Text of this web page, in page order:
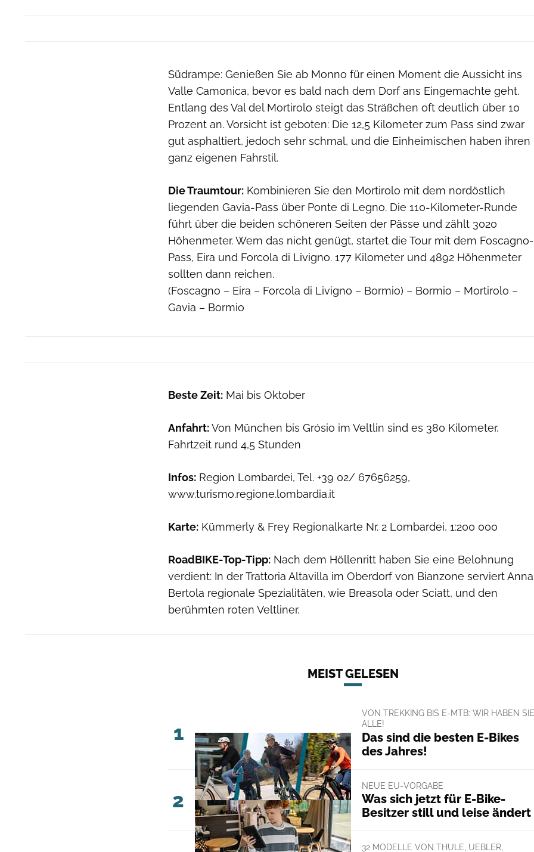
Südrampe: Genießen Sie ab Monno für einen Moment die Aussicht ins
Valle Camonica, bevor es bald nach dem Dorf ans Eingemachte geht.
Entlang des Val del Mortirolo steigt das Sträßchen oft deutlich über 10
Prozent an. Vorsicht ist geboten: Die 12,5 Kilometer zum Pass sind zwar
gut asphaltiert, jedoch sehr schmal, und die Einheimischen haben ihren
ganz eigenen Fahrstil.
Die Traumtour: Kombinieren Sie den Mortirolo mit dem nordöstlich
liegenden Gavia-Pass über Ponte di Legno. Die 110-Kilometer-Runde
führt über die beiden schöneren Seiten der Pässe und zählt 3020
Höhenmeter. Wem das nicht genügt, startet die Tour mit dem Foscagno-
Pass, Eira und Forcola di Livigno. 177 Kilometer und 4892 Höhenmeter
sollten dann reichen.
(Foscagno – Eira – Forcola di Livigno – Bormio) – Bormio – Mortirolo –
Gavia – Bormio
Beste Zeit: Mai bis Oktober
Anfahrt:Von München bis Grósio im Veltlin sind es 380 Kilometer,
Fahrtzeit rund 4,5 Stunden
Infos: Region Lombardei, Tel. +39 02/ 67656259,
www.turismo.regione.lombardia.it
Karte: Kümmerly & Frey Regionalkarte Nr. 2 Lombardei, 1:200 000
RoadBIKE-Top-Tipp: Nach dem Höllenritt haben Sie eine Belohnung
verdient: In der Trattoria Altavilla im Oberdorf von Bianzone serviert Anna
Bertola regionale Spezialitäten, wie Breasola oder Sciatt, und den
berühmten roten Veltliner.
MEIST GELESEN
1
VON TREKKING BIS E-MTB: WIR HABEN SIE
ALLE!
Das sind die besten E-Bikes
des Jahres!
2
NEUE EU-VORGABE
Was sich jetzt für E-Bike-
Besitzer still und leise ändert
32 MODELLE VON THULE, UEBLER,